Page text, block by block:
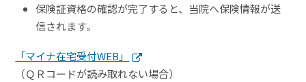
保険証資格の確認が完了すると、当院へ保険情報が送
信されます。
「マイナ在宅受付WEB」
（ＱＲコードが読み取れない場合）